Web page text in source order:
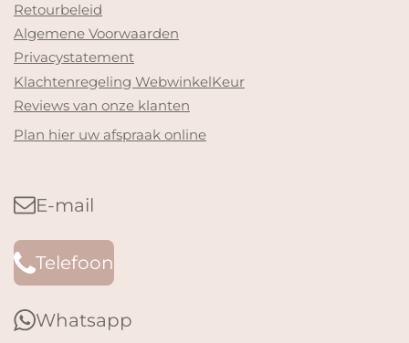
Retourbeleid
Algemene Voorwaarden
Privacystatement
Klachtenregeling WebwinkelKeur
Reviews van onze klanten
Plan hier uw afspraak online
E-mail
Telefoon
Whatsapp